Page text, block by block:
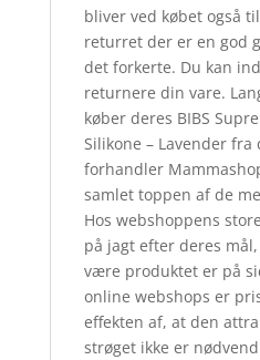
bliver ved købet også
returret der er en god
det forkerte. Du kan
returnere din vare.
køber deres BIBS
Silikone – Lavender
forhandler
samlet toppen af de
Hos webshoppens
på jagt efter deres
være produktet er på
online webshops er
effekten af, at den
strøget ikke er